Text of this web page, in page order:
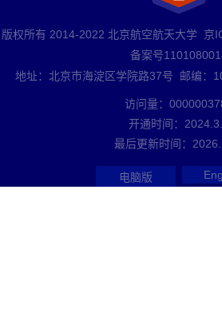
版权所有 2014-2022 北京航空航天大学 京
备案号
地址：北京市海淀区学院路37号 邮编：
访问量：
开通时间： 2024 3
最后更新时间： 2026
电脑版